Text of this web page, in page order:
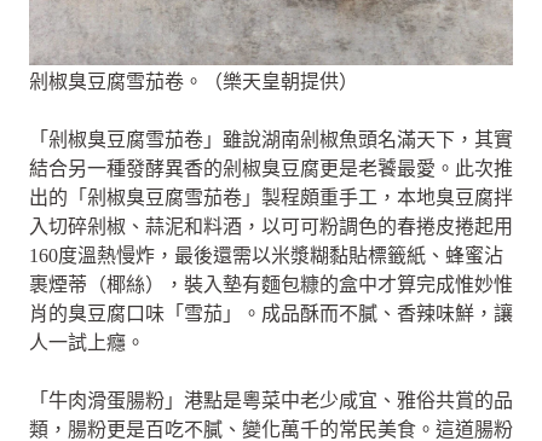
剁椒臭豆腐雪茄卷。（樂天皇朝提供）
「剁椒臭豆腐雪茄卷」雖說湖南剁椒魚頭名滿天下，其實
結合另一種發酵異香的剁椒臭豆腐更是老饕最愛。此次推
出的「剁椒臭豆腐雪茄卷」製程頗重手工，本地臭豆腐拌
入切碎剁椒、蒜泥和料酒，以可可粉調色的春捲皮捲起用
160度溫熱慢炸，最後還需以米漿糊黏貼標籤紙、蜂蜜沾
裹煙蒂（椰絲），裝入墊有麵包糠的盒中才算完成惟妙惟
肖的臭豆腐口味「雪茄」。成品酥而不膩、香辣味鮮，讓
人一試上癮。
「牛肉滑蛋腸粉」港點是粵菜中老少咸宜、雅俗共賞的品
類，腸粉更是百吃不膩、變化萬千的常民美食。這道腸粉